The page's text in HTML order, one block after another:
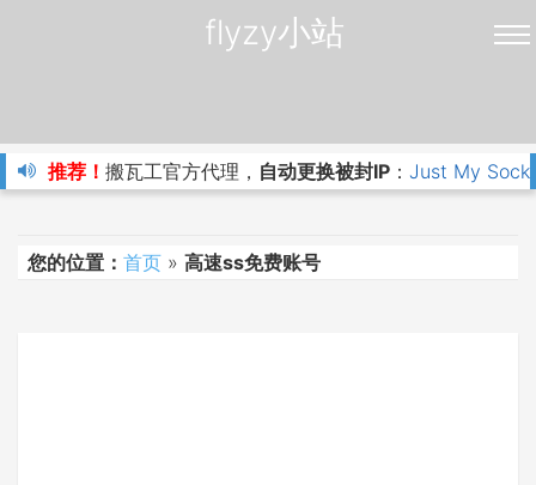
flyzy小站
推荐！ 搬瓦工官方代理， 自动更换被封IP ： Just My
您的位置： 首页 » 高速ss免费账号